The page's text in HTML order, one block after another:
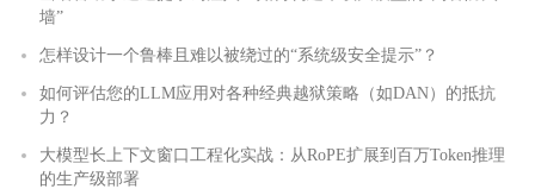
墙”
怎样设计一个鲁棒且难以被绕过的“系统级安全提示”？
如何评估您的LLM应用对各种经典越狱策略（如DAN）的抵抗
力？
大模型长上下文窗口工程化实战：从RoPE扩展到百万Token推理
的生产级部署